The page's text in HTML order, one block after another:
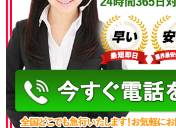
050-3186-